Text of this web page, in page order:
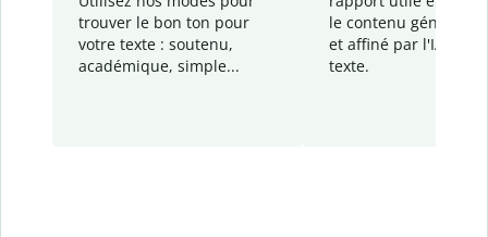
trouver le bon ton pour
votre texte : soutenu,
académique, simple...
le contenu généré
et affiné par l'IA
texte.